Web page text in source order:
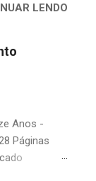
da
forçados
na escola e
ou autor
essas
pode
LENDO
Anos -
Páginas